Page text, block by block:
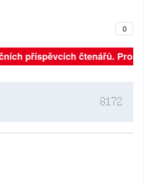
0
příspěvcích čtenářů.
8172